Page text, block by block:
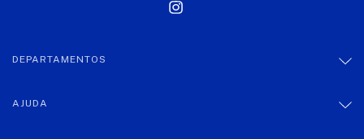
DEPARTAMENTOS
AJUDA